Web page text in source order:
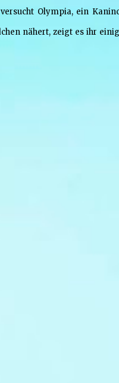
Olympia, ein
nähert, zeigt es ihr